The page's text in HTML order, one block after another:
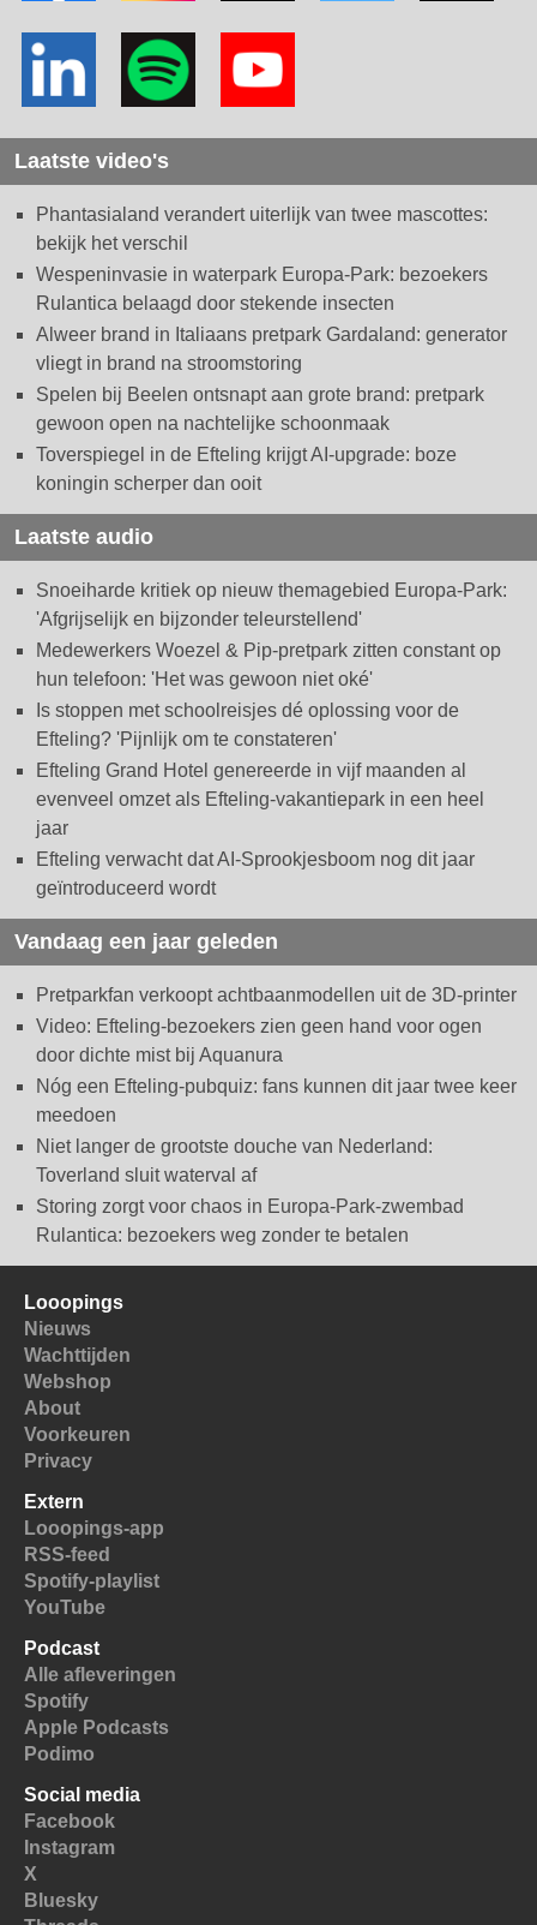
Laatste video's
Phantasialand verandert uiterlijk van twee mascottes:
bekijk het verschil
Wespeninvasie in waterpark Europa-Park: bezoekers
Rulantica belaagd door stekende insecten
Alweer brand in Italiaans pretpark Gardaland: generator
vliegt in brand na stroomstoring
Spelen bij Beelen ontsnapt aan grote brand: pretpark
gewoon open na nachtelijke schoonmaak
Toverspiegel in de Efteling krijgt AI-upgrade: boze
koningin scherper dan ooit
Laatste audio
Snoeiharde kritiek op nieuw themagebied Europa-Park:
'Afgrijselijk en bijzonder teleurstellend'
Medewerkers Woezel & Pip-pretpark zitten constant op
hun telefoon: 'Het was gewoon niet oké'
Is stoppen met schoolreisjes dé oplossing voor de
Efteling? 'Pijnlijk om te constateren'
Efteling Grand Hotel genereerde in vijf maanden al
evenveel omzet als Efteling-vakantiepark in een heel
jaar
Efteling verwacht dat AI-Sprookjesboom nog dit jaar
geïntroduceerd wordt
Vandaag een jaar geleden
Pretparkfan verkoopt achtbaanmodellen uit de 3D-printer
Video: Efteling-bezoekers zien geen hand voor ogen
door dichte mist bij Aquanura
Nóg een Efteling-pubquiz: fans kunnen dit jaar twee keer
meedoen
Niet langer de grootste douche van Nederland:
Toverland sluit waterval af
Storing zorgt voor chaos in Europa-Park-zwembad
Rulantica: bezoekers weg zonder te betalen
Looopings
Nieuws
Wachttijden
Webshop
About
Voorkeuren
Privacy
Extern
Looopings-app
RSS-feed
Spotify-playlist
YouTube
Podcast
Alle afleveringen
Spotify
Apple Podcasts
Podimo
Social media
Facebook
Instagram
X
Bluesky